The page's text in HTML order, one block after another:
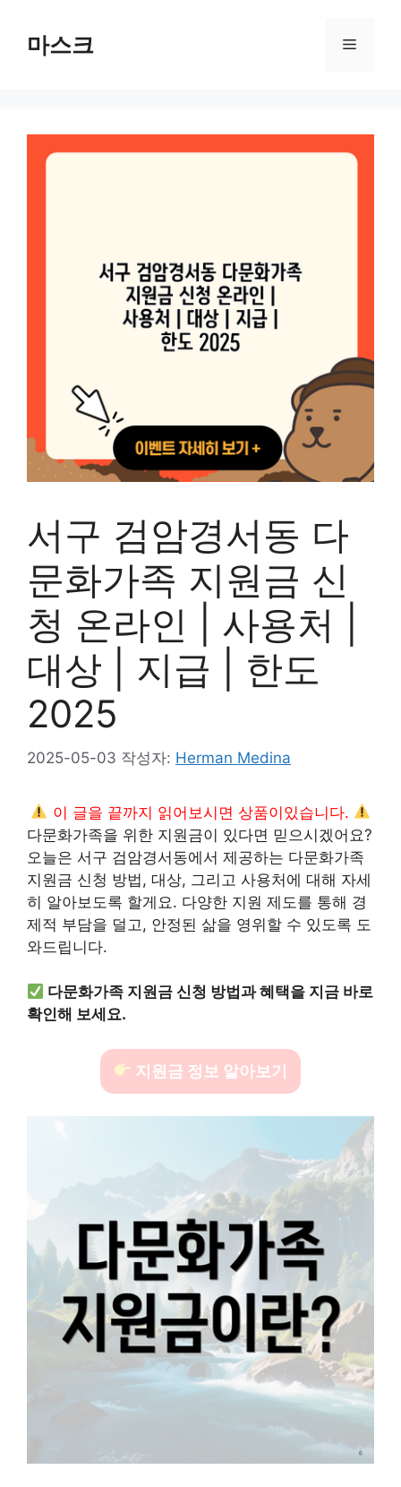
마스크 메
서구 검암경서동 다
문화가족 지원금 신
청 온라인 | 사용처 |
대상 | 지급 | 한도
2025
2025-05-03 작성자: Herman Medina
이 글을 끝까지 읽어보시면 상품이있습니다.
다문화가족을 위한 지원금이 있다면 믿으시겠어요?
오늘은 서구 검암경서동에서 제공하는 다문화가족
지원금 신청 방법, 대상, 그리고 사용처에 대해 자세
히 알아보도록 할게요. 다양한 지원 제도를 통해 경
제적 부담을 덜고, 안정된 삶을 영위할 수 있도록 도
와드립니다.
다문화가족 지원금 신청 방법과 혜택을 지금 바로
확인해 보세요.
지원금 정보 알아보기